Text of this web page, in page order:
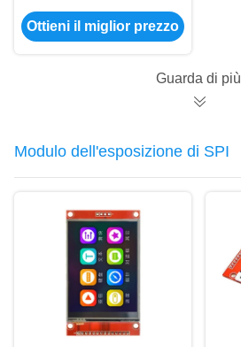
dell'affissione a
cristalli liquidi di
resistenza del modulo
Ottieni il miglior prezzo
Guarda di più
Modulo dell'esposizione di SPI